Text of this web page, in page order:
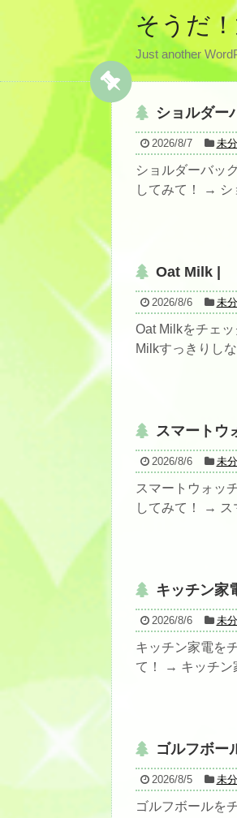
そうだ
Just another
ショルダー
2026/8/7 未
ショルダーバッ
してみて！ → シ
Oat Milk |
2026/8/6 未
Oat Milkをチェ
Milkすっきりし
スマートウ
2026/8/6 未
スマートウォッ
してみて！ → ス
キッチン家
2026/8/6 未
キッチン家電を
て！ → キッチン
ゴルフボー
2026/8/5 未
ゴルフボールを